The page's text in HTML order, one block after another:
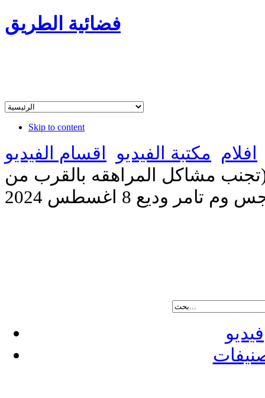
فضائية الطريق
Skip to content
افلام مكتبة الفيديو
اقسام الفيديو
(تجنب مشاكل المراهقه بالقرب من
وديع 8 اغسطس 2024
فيديو